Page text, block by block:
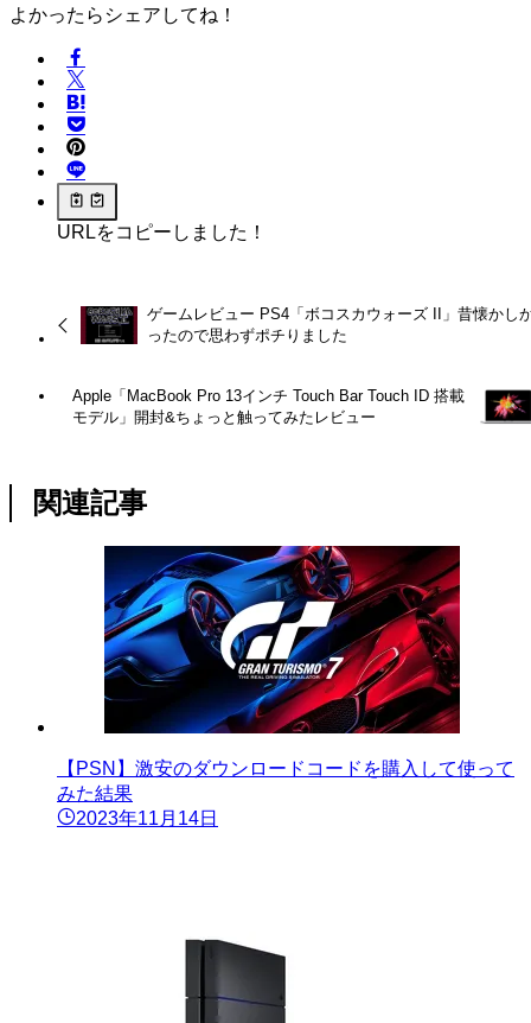
よかったらシェアしてね！
URLをコピーしました！
ゲームレビュー PS4「ボコスカウォーズ II」昔懐かし
ったので思わずポチりました
Apple「MacBook Pro 13インチ Touch Bar Touch ID 搭載
モデル」開封&ちょっと触ってみたレビュー
関連記事
【PSN】激安のダウンロードコードを購入して使って
みた結果
2023年11月14日